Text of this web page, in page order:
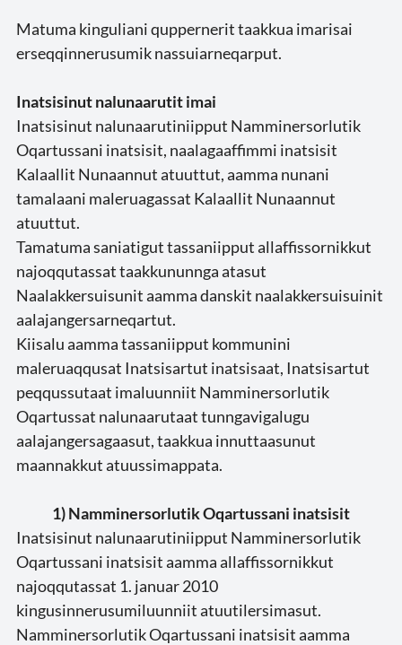
Matuma kinguliani quppernerit taakkua imarisai
erseqqinnerusumik nassuiarneqarput.
Inatsisinut nalunaarutit imai
Inatsisinut nalunaarutiniipput Namminersorlutik
Oqartussani inatsisit, naalagaaffimmi inatsisit
Kalaallit Nunaannut atuuttut, aamma nunani
tamalaani maleruagassat Kalaallit Nunaannut
atuuttut.
Tamatuma saniatigut tassaniipput allaffissornikkut
najoqqutassat taakkununnga atasut
Naalakkersuisunit aamma danskit naalakkersuisuinit
aalajangersarneqartut.
Kiisalu aamma tassaniipput kommunini
maleruaqqusat Inatsisartut inatsisaat, Inatsisartut
peqqussutaat imaluunniit Namminersorlutik
Oqartussat nalunaarutaat tunngavigalugu
aalajangersagaasut, taakkua innuttaasunut
maannakkut atuussimappata.
1) Namminersorlutik Oqartussani inatsisit
Inatsisinut nalunaarutiniipput Namminersorlutik
Oqartussani inatsisit aamma allaffissornikkut
najoqqutassat 1. januar 2010
kingusinnerusumiluunniit atuutilersimasut.
Namminersorlutik Oqartussani inatsisit aamma